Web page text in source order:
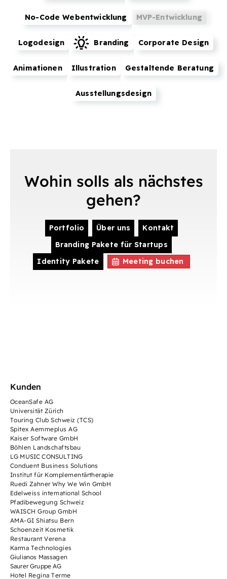
No-Code Webentwicklung MVP-Entwicklung
Logodesign Branding Corporate Design
Animationen Illustration Gestaltende Beratung
Ausstellungsdesign
Wohin solls als nächstes
gehen?
Portfolio Über uns
Kontakt
Branding Pakete für Startups
Identity Pakete
Meeting buchen
Kunden
OceanSafe AG
Universität Zürich
Touring Club Schweiz (TCS)
Spitex Aemmeplus AG
Kaiser Software GmbH
Böhlen Landschaftsbau
LG MUSIC CONSULTING
Conduent Business Solutions
Institut für Komplementärtherapie
Ruedi Zahner Why We Win GmbH
Edelweiss international School
Pfadibewegung Schweiz
WAISCH Group GmbH
AMA-GI Shiatsu Bern
Schoenzeit Kosmetik
Restaurant Verena
Karma Technologies
Giulianos Massagen
Saurer Gruppe AG
Hotel Regina Terme